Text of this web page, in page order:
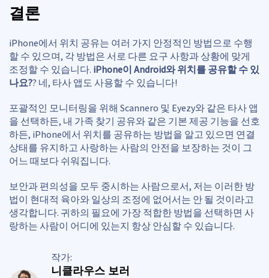
결론
iPhone에서 위치 공유는 여러 가지 안정적인 방법으로 수행
할 수 있으며, 각 방법은 서로 다른 요구 사항과 상황에 맞게
조정할 수 있습니다. iPhone이 Android와 위치를 공유할 수 있
나요?? 네, 타사 앱도 사용할 수 있습니다!
포괄적인 모니터링을 위해 Scannero 및 Eyezy와 같은 타사 앱
을 선택하든, 내 가족 찾기 공유와 같은 기본 제공 기능을 선호
하든, iPhone에서 위치를 공유하는 방법을 알고 있으면 연결
상태를 유지하고 사랑하는 사람의 안전을 보장하는 것이 그
어느 때보다 쉬워집니다.
보안과 편의성을 모두 중시하는 사람으로서, 저는 이러한 방
법이 현대적 육아와 일상의 조정에 없어서는 안 될 것이라고
생각합니다. 귀하의 필요에 가장 적합한 방법을 선택하면 사
랑하는 사람이 어디에 있는지 항상 안심할 수 있습니다.
작가:
니클라우스 보러